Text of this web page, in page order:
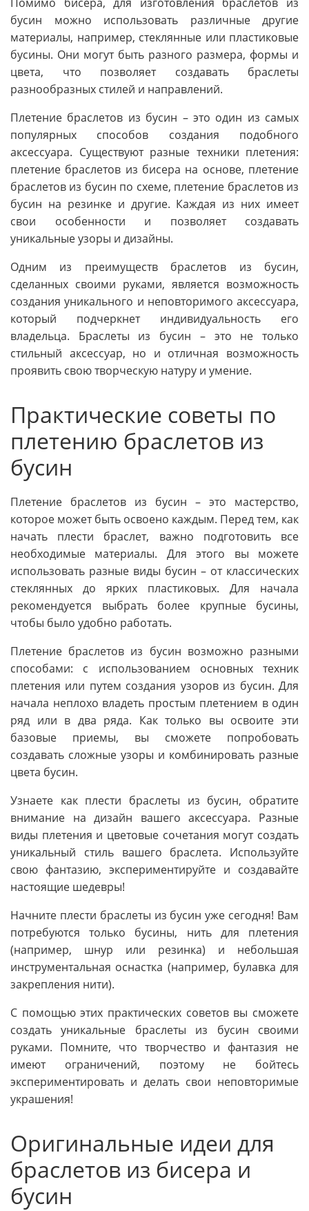
бусин можно использовать различные другие
материалы, например, стеклянные или пластиковые
бусины. Они могут быть разного размера, формы и
цвета, что позволяет создавать браслеты
разнообразных стилей и направлений.
Плетение браслетов из бусин – это один из самых
популярных способов создания подобного
аксессуара. Существуют разные техники плетения:
плетение браслетов из бисера на основе, плетение
браслетов из бусин по схеме, плетение браслетов из
бусин на резинке и другие. Каждая из них имеет
свои особенности и позволяет создавать
уникальные узоры и дизайны.
Одним из преимуществ браслетов из бусин,
сделанных своими руками, является возможность
создания уникального и неповторимого аксессуара,
который подчеркнет индивидуальность его
владельца. Браслеты из бусин – это не только
стильный аксессуар, но и отличная возможность
проявить свою творческую натуру и умение.
Практические советы по
плетению браслетов из
бусин
Плетение браслетов из бусин – это мастерство,
которое может быть освоено каждым. Перед тем, как
начать плести браслет, важно подготовить все
необходимые материалы. Для этого вы можете
использовать разные виды бусин – от классических
стеклянных до ярких пластиковых. Для начала
рекомендуется выбрать более крупные бусины,
чтобы было удобно работать.
Плетение браслетов из бусин возможно разными
способами: с использованием основных техник
плетения или путем создания узоров из бусин. Для
начала неплохо владеть простым плетением в один
ряд или в два ряда. Как только вы освоите эти
базовые приемы, вы сможете попробовать
создавать сложные узоры и комбинировать разные
цвета бусин.
Узнаете как плести браслеты из бусин, обратите
внимание на дизайн вашего аксессуара. Разные
виды плетения и цветовые сочетания могут создать
уникальный стиль вашего браслета. Используйте
свою фантазию, экспериментируйте и создавайте
настоящие шедевры!
Начните плести браслеты из бусин уже сегодня! Вам
потребуются только бусины, нить для плетения
(например, шнур или резинка) и небольшая
инструментальная оснастка (например, булавка для
закрепления нити).
С помощью этих практических советов вы сможете
создать уникальные браслеты из бусин своими
руками. Помните, что творчество и фантазия не
имеют ограничений, поэтому не бойтесь
экспериментировать и делать свои неповторимые
украшения!
Оригинальные идеи для
браслетов из бисера и
бусин